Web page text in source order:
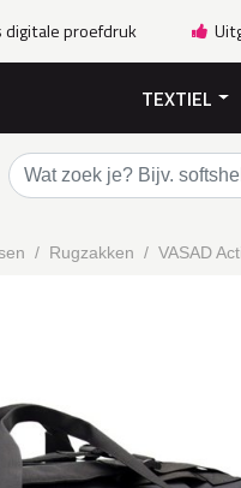
digitale proefdruk
TEXTIEL
Rugzakken VASAD